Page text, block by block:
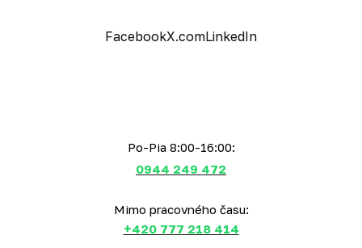
FacebookX.comLinkedIn
Po-Pia 8:00-16:00:
0944 249 472
Mimo pracovného času:
+420 777 218 414